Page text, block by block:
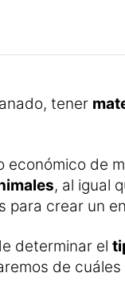
tener
de
, al igual
crear un
determinar el
de